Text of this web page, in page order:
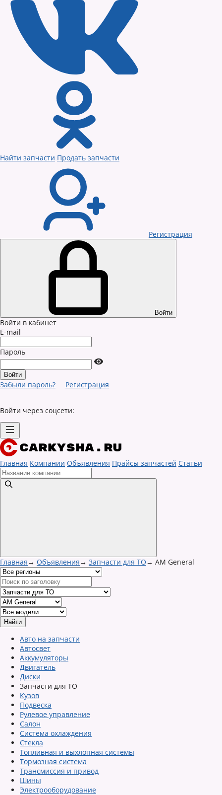
Найти запчасти Продать запчасти
Регистрация
Войти
Войти в кабинет
E-mail
Пароль
Забыли пароль? Регистрация
Войти через соцсети:
Главная Компании Объявления Прайсы запчастей Статьи
Главная→ Объявления→ Запчасти для ТО→ AM General
Авто на запчасти
Автосвет
Аккумуляторы
Двигатель
Диски
Запчасти для ТО
Кузов
Подвеска
Рулевое управление
Салон
Система охлаждения
Стекла
Топливная и выхлопная системы
Тормозная система
Трансмиссия и привод
Шины
Электрооборудование